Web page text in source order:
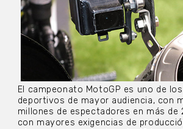
El campeonato MotoGP es uno de
deportivos de mayor audiencia, con
millones de espectadores en más de
con mayores exigencias de